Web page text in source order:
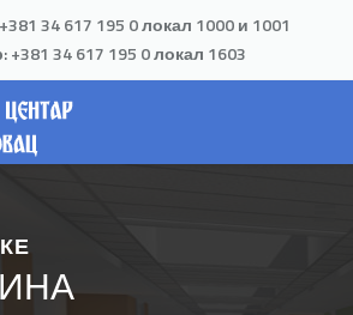
+381 34 617 195 0 локал 1000 и 1001
+381 34 617 195 0локал 1603